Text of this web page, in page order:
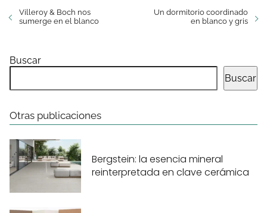
Villeroy & Boch nos
sumerge en el blanco
Un dormitorio coordinado
en blanco y gris
Buscar
Buscar
Otras publicaciones
Bergstein: la esencia mineral
reinterpretada en clave cerámica